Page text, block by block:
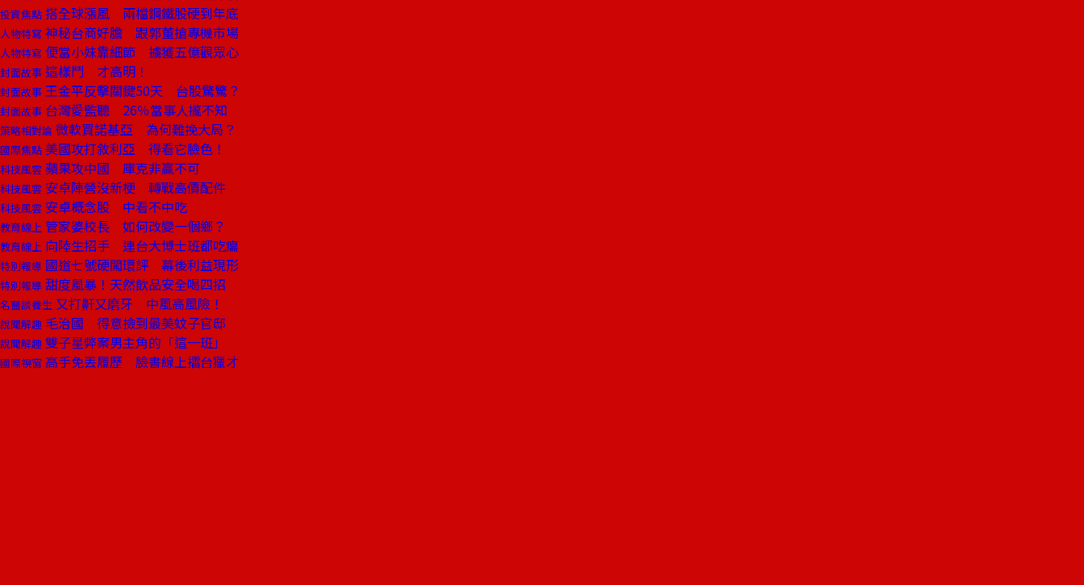
投資焦點 搭全球漲風 兩檔鋼鐵股硬到年底
人物特寫 神秘台商好膽 跟郭董搶專機市場
人物特寫 便當小妹靠細節 擄獲五億觀眾心
封面故事 這樣鬥 才高明！
封面故事 王金平反擊關鍵50天 台股驚驚？
封面故事 台灣愛監聽 26％當事人攏不知
策略相對論 微軟買諾基亞 為何難挽大局？
國際焦點 美國攻打敘利亞 得看它臉色！
科技風雲 蘋果攻中國 庫克非贏不可
科技風雲 安卓陣營沒新梗 轉戰高價配件
科技風雲 安卓概念股 中看不中吃
教育線上 管家婆校長 如何改變一個鄉？
教育線上 向陸生招手 連台大博士班都吃癟
特別報導 國道七號硬闖環評 幕後利益現形
特別報導 甜度風暴！天然飲品安全喝四招
名醫談養生 又打鼾又磨牙 中風高風險！
說聞解趣 毛治國 得意撿到最美蚊子官邸
說聞解趣 雙子星弊案男主角的「這一班」
國際視窗 高手免丟履歷 臉書線上擂台獵才